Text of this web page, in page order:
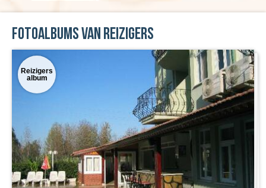
Fotoalbums van reizigers
Reizigers
album